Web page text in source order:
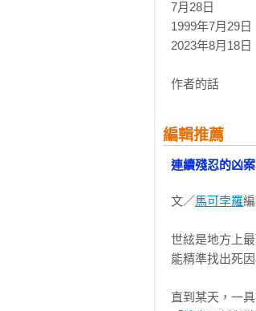
7月28日
1999年7月29日
2023年8月18日
作者的話
編輯推薦
連續殘忍的凶
文／馬可孛羅
世絃是地方上
能精準找出死
直到某天，一